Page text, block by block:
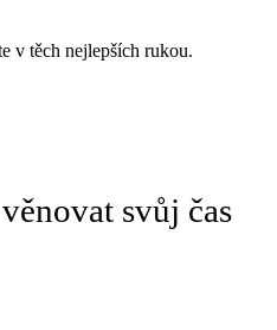
v těch nejlepších rukou.
svůj čas